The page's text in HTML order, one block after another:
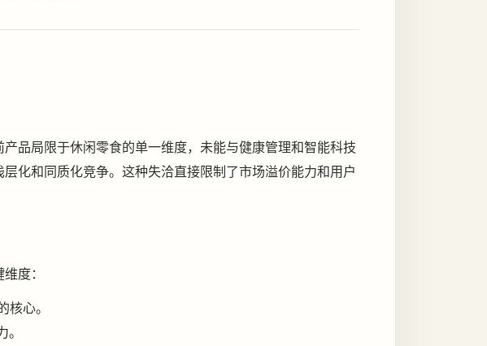
品局限于休闲零食的单一维度，未能与健康管理和智能科技
化和同质化竞争。这种失洽直接限制了市场溢价能力和用户
度：
心。